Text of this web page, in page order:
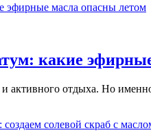
какие
активного отдыха. Но